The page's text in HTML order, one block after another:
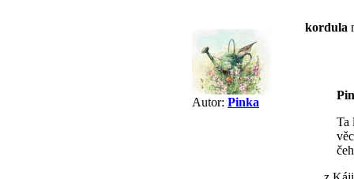
Autor: Pinka
kordula
Ta